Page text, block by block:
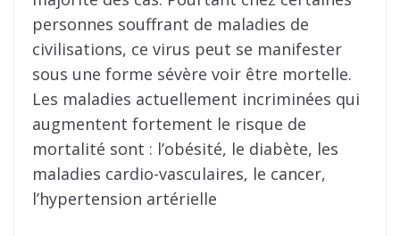
personnes souffrant de maladies de
civilisations, ce virus peut se manifester
sous une forme sévère voir être mortelle.
Les maladies actuellement incriminées qui
augmentent fortement le risque de
mortalité sont : l’obésité, le diabète, les
maladies cardio-vasculaires, le cancer,
l’hypertension artérielle